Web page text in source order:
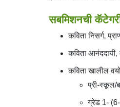
सबमिशनची
कविता निसर्ग,
कविता
कविता खालील
प्री-स्कूल/
ग्रेड 1- (6-